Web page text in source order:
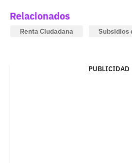
Relacionados
Renta Ciudadana Subsidios
PUBLICIDAD